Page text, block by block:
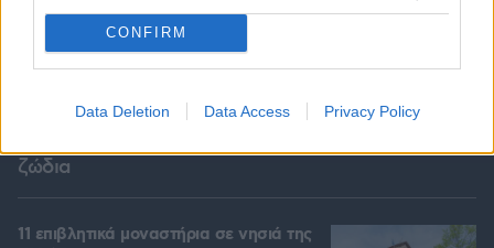
CONFIRM
Data Deletion Data Access Privacy Policy
ζώδια
06.08.2026, 17:31
11 επιβλητικά μοναστήρια σε νησιά της